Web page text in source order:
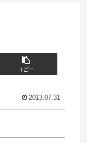
コピー
2013.07.31